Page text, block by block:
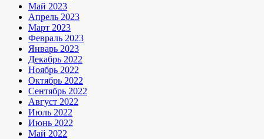
Май 2023
Апрель 2023
Март 2023
Февраль 2023
Январь 2023
Декабрь 2022
Ноябрь 2022
Октябрь 2022
Сентябрь 2022
Август 2022
Июль 2022
Июнь 2022
Май 2022